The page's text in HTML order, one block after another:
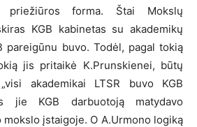
priežiūros forma. Štai Mokslų
KGB kabinetas su akademikų
pareigūnu buvo. Todėl, pagal tokią
jis pritaikė K.Prunskienei, būtų
akademikai LTSR buvo KGB
jie KGB darbuotoją matydavo
įstaigoje. O A.Urmono logiką